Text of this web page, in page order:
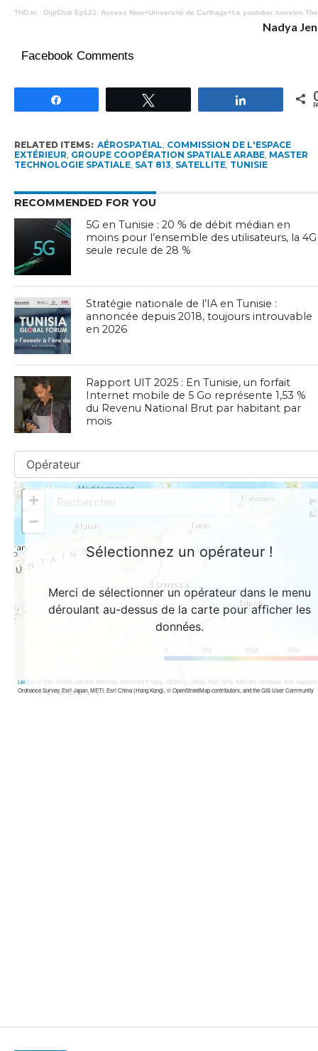
THD.tn· DigiClub Ep121: Access Now+Université de Carthage+Le youtuber tunisien
Nadya
Facebook Comments
RELATED ITEMS: AÉROSPATIAL COMMISSION DE L'ESPACE
EXTÉRIEUR GROUPE COOPÉRATION SPATIALE ARABE, MASTER
TECHNOLOGIE SPATIALE, SAT 813 SATELLITE, TUNISIE
RECOMMENDED FOR YOU
5G en Tunisie : 20 % de débit médian en
moins pour l’ensemble des utilisateurs, la 4G
seule recule de 28 %
Stratégie nationale de l’IA en Tunisie :
annoncée depuis 2018, toujours introuvable
en 2026
Rapport UIT 2025 : En Tunisie, un forfait
Internet mobile de 5 Go représente 1,53 %
du Revenu National Brut par habitant par
mois